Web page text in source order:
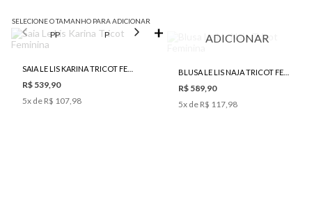
SELECIONE O TAMANHO PARA ADICIONAR
PP P M G
R$ 539,90
5x de R$ 107,98
ADICIONAR
R$ 589,90
5x de R$ 117,98